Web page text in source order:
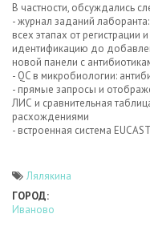
В частности, обсуждались
- журнал заданий
всех этапах от регистрации
идентификацию до
новой панели с
- QC в микробиологии:
- прямые запросы и
ЛИС и сравнительная
расхождениями
- встроенная система
Лялякина
ГОРОД:
Иваново